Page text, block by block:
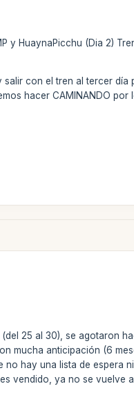
y HuaynaPicchu (Dia 2)
con el tren al tercer día
hacer CAMINANDO por
25 al 30), se agotaron
mucha anticipación (6
hay una lista de espera
vendido, ya no se vuelve